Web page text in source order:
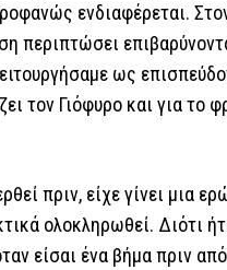
ενδιαφέρεται.
περιπτώσει
ως
τον Γιόφυρο και για
πριν, είχε γίνει μια
ολοκληρωθεί. Διότι
είσαι ένα βήμα πριν